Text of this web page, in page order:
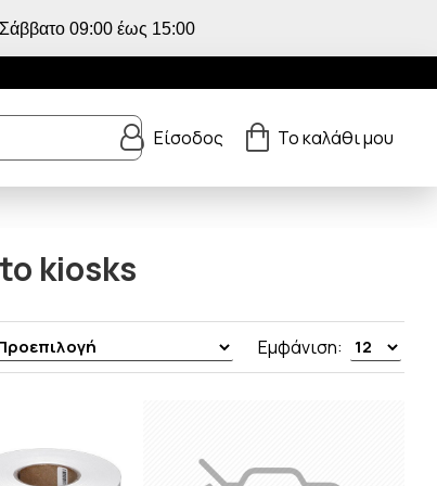
09:00 έως 15:00
Είσοδος Το καλάθι μου
kiosks
Εμφάνιση: